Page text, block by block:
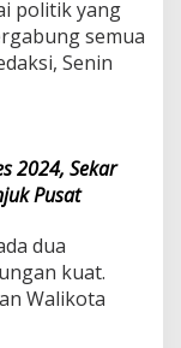
politik yang
semua
Senin
2024, Sekar
Pusat
dua
kuat.
Walikota